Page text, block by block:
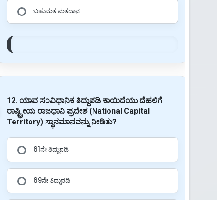
ಬಹುಮತ ಮತದಾನ
12. ಯಾವ ಸಂವಿಧಾನಿಕ ತಿದ್ದುಪಡಿ ಕಾಯಿದೆಯು ದೆಹಲಿಗೆ
ರಾಷ್ಟ್ರೀಯ ರಾಜಧಾನಿ ಪ್ರದೇಶ (National Capital
Territory) ಸ್ಥಾನಮಾನವನ್ನು ನೀಡಿತು?
61ನೇ ತಿದ್ದುಪಡಿ
69ನೇ ತಿದ್ದುಪಡಿ